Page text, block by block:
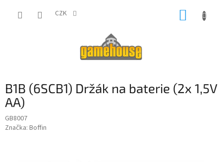
CZK
B1B (6SCB1) Držák na baterie (2x 1,5V
AA)
GB8007
Značka: Boffin